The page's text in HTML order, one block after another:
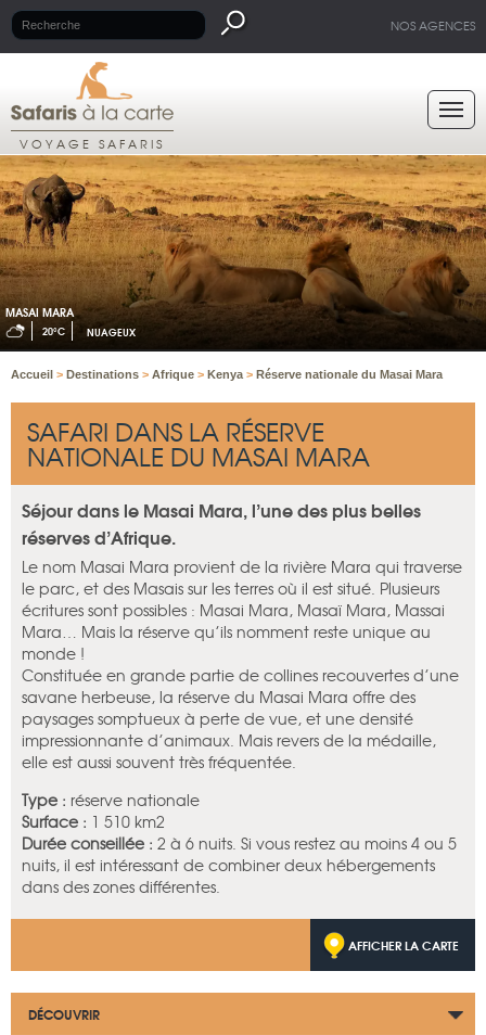
NOS AGENCES
VOYAGE SAFARIS
MASAI MARA
20°C NUAGEUX
Accueil > Destinations > Afrique > Kenya > Réserve nationale du Masai Mara
SAFARI DANS LA RÉSERVE
NATIONALE DU MASAI MARA
Séjour dans le Masai Mara, l’une des plus belles
réserves d’Afrique.
Le nom Masai Mara provient de la rivière Mara qui traverse
le parc, et des Masais sur les terres où il est situé. Plusieurs
écritures sont possibles : Masai Mara, Masaï Mara, Massai
Mara… Mais la réserve qu’ils nomment reste unique au
monde !
Constituée en grande partie de collines recouvertes d’une
savane herbeuse, la réserve du Masai Mara offre des
paysages somptueux à perte de vue, et une densité
impressionnante d’animaux. Mais revers de la médaille,
elle est aussi souvent très fréquentée.
Type : réserve nationale
Surface : 1 510 km2
Durée conseillée : 2 à 6 nuits. Si vous restez au moins 4 ou 5
nuits, il est intéressant de combiner deux hébergements
dans des zones différentes.
AFFICHER LA CARTE
DÉCOUVRIR